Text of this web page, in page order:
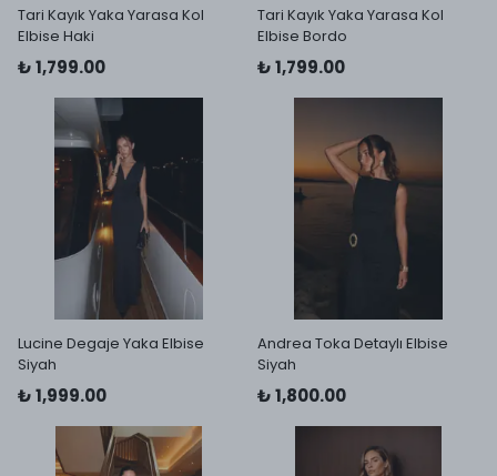
Tari Kayık Yaka Yarasa Kol
Elbise Haki
₺ 1,799.00
Tari Kayık Yaka Yarasa Kol
Elbise Bordo
₺ 1,799.00
Lucine Degaje Yaka Elbise
Siyah
₺ 1,999.00
Andrea Toka Detaylı Elbise
Siyah
₺ 1,800.00